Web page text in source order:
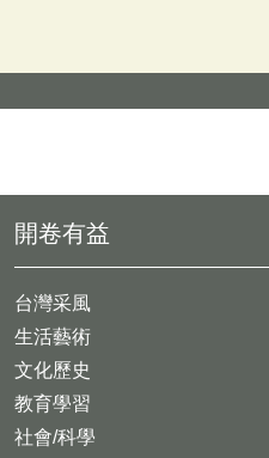
開卷有益
台灣采風
生活藝術
文化歷史
教育學習
社會/科學